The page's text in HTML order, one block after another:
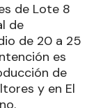
de Lote 8
de
de 20 a 25
es
de
y en El